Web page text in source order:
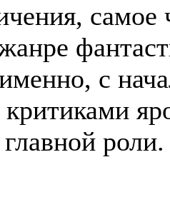
с
критиками
роли.